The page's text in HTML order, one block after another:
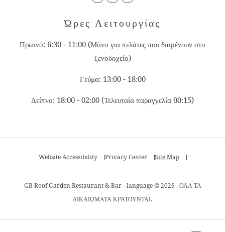
Ώρες Λειτουργίας
Πρωινό: 6:30 - 11:00 (Μόνο για πελάτες που διαμένουν στο
ξενοδοχείο)
Γεύμα: 13:00 - 18:00
Δείπνο: 18:00 - 02:00 (Τελευταία παραγγελία 00:15)
Website Accessibility Privacy Center Site Map
GB Roof Garden Restaurant & Bar - language © 2026 , ΟΛΑ ΤΑ
ΔΙΚΑΙΩΜΑΤΑ ΚΡΑΤΟΥΝΤΑΙ.